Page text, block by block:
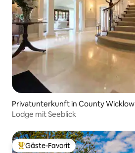
Privatunterkunft in County Wicklow
Lodge mit Seeblick
Beliebter Gäste-Favorit.
Gäste-Favorit